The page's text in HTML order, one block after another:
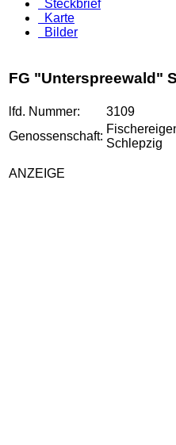
Steckbrief
Karte
Bilder
FG "Unterspreewald"
lfd. Nummer:
3109
Genossenschaft:
Schlepzig
ANZEIGE